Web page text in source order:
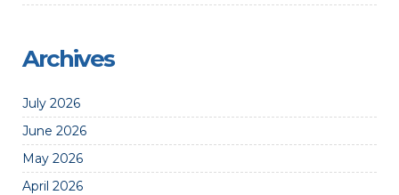
Archives
July 2026
June 2026
May 2026
April 2026